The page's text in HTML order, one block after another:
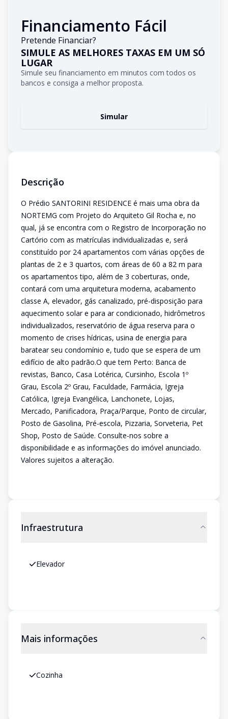
Financiamento Fácil
Pretende Financiar?
SIMULE AS MELHORES TAXAS EM UM SÓ
LUGAR
Simule seu financiamento em minutos com todos os
bancos e consiga a melhor proposta.
Simular
Descrição
O Prédio SANTORINI RESIDENCE é mais uma obra da
NORTEMG com Projeto do Arquiteto Gil Rocha e, no
qual, já se encontra com o Registro de Incorporação no
Cartório com as matrículas individualizadas e, será
constituído por 24 apartamentos com várias opções de
plantas de 2 e 3 quartos, com áreas de 60 a 82 m para
os apartamentos tipo, além de 3 coberturas, onde,
contará com uma arquitetura moderna, acabamento
classe A, elevador, gás canalizado, pré-disposição para
aquecimento solar e para ar condicionado, hidrômetros
individualizados, reservatório de água reserva para o
momento de crises hídricas, usina de energia para
baratear seu condomínio e, tudo que se espera de um
edifício de alto padrão.O que tem Perto: Banca de
revistas, Banco, Casa Lotérica, Cursinho, Escola 1º
Grau, Escola 2º Grau, Faculdade, Farmácia, Igreja
Católica, Igreja Evangélica, Lanchonete, Lojas,
Mercado, Panificadora, Praça/Parque, Ponto de circular,
Posto de Gasolina, Pré-escola, Pizzaria, Sorveteria, Pet
Shop, Posto de Saúde. Consulte-nos sobre a
disponibilidade e as informações do imóvel anunciado.
Valores sujeitos a alteração.
Infraestrutura
Elevador
Mais informações
Cozinha